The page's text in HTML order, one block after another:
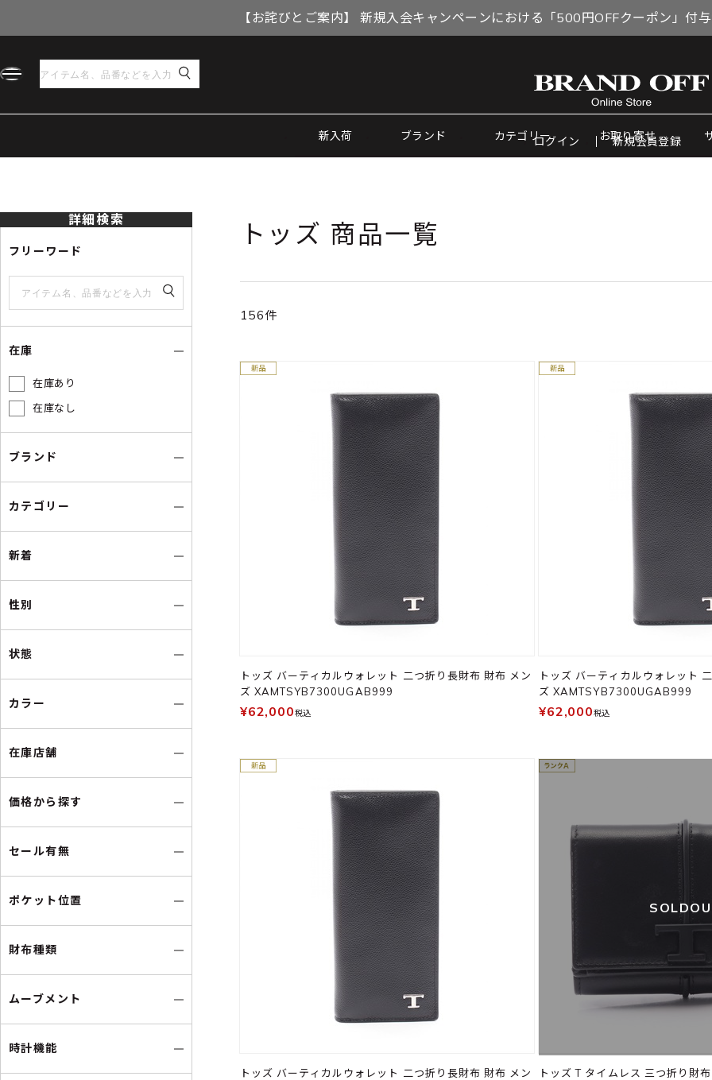
【お詫びとご案内】 新規入会キャンペーンにおける「500円OFFクーポン」付
新入荷 ブランド カテゴリー お取り寄せ
ログイン 新規会員登録
詳細検索
フリーワード
在庫
在庫あり
在庫なし
ブランド
カテゴリー
新着
性別
状態
カラー
在庫店舗
価格から探す
セール有無
ポケット位置
財布種類
ムーブメント
時計機能
トッズ 商品一覧
156件
トッズ バーティカルウォレット 二つ折り長財布 財布 メン
ズ XAMTSYB7300UGAB999
¥62,000税込
トッズ バーティカルウォレット
ズ XAMTSYB7300UGAB999
¥62,000税込
トッズ バーティカルウォレット 二つ折り長財布 財布 メン
トッズ T タイムレス 三つ折り財